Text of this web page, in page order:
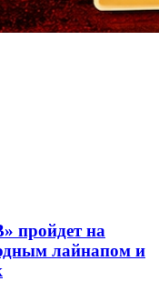
пройдет на
лайнапом и